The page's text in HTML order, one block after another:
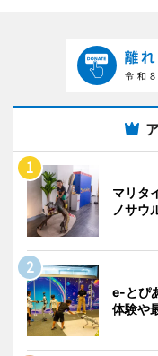
マリタ
ノサウ
e-とぴ
体験や